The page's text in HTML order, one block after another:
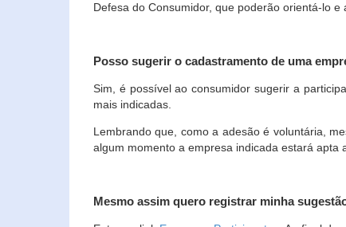
Defesa do Consumidor, que poderão orientá-lo
Posso sugerir o cadastramento de uma
Sim, é possível ao consumidor sugerir a
mais indicadas.
Lembrando que, como a adesão é voluntária,
algum momento a empresa indicada estará apta
Mesmo assim quero registrar minha